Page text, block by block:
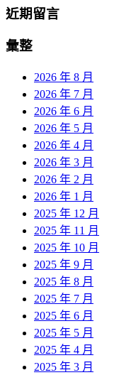
近期留言
彙整
2026 年 8 月
2026 年 7 月
2026 年 6 月
2026 年 5 月
2026 年 4 月
2026 年 3 月
2026 年 2 月
2026 年 1 月
2025 年 12 月
2025 年 11 月
2025 年 10 月
2025 年 9 月
2025 年 8 月
2025 年 7 月
2025 年 6 月
2025 年 5 月
2025 年 4 月
2025 年 3 月